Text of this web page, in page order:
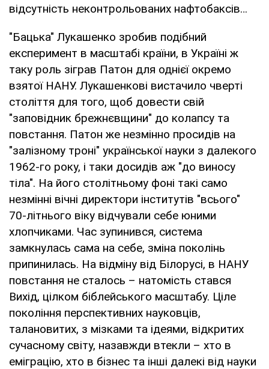
відсутність неконтрольованих нафтобаксів…
"Бацька" Лукашенко зробив подібний
експеримент в масштабі країни, в Україні ж
таку роль зіграв Патон для однієї окремо
взятої НАНУ. Лукашенкові вистачило чверті
століття для того, щоб довести свій
"заповідник брежнєвщини" до колапсу та
повстання. Патон же незмінно просидів на
"залізному троні" української науки з далекого
1962-го року, і таки досидів аж "до виносу
тіла". На його столітньому фоні такі само
незмінні вічні директори інститутів "всього"
70-літнього віку відчували себе юними
хлопчиками. Час зупинився, система
замкнулась сама на себе, зміна поколінь
припинилась. На відміну від Білорусі, в НАНУ
повстання не сталось – натомість стався
Вихід, цілком біблейського масштабу. Ціле
покоління перспективних науковців,
талановитих, з мізками та ідеями, відкритих
сучасному світу, назавжди втекли – хто в
еміграцію, хто в бізнес та інші далекі від науки